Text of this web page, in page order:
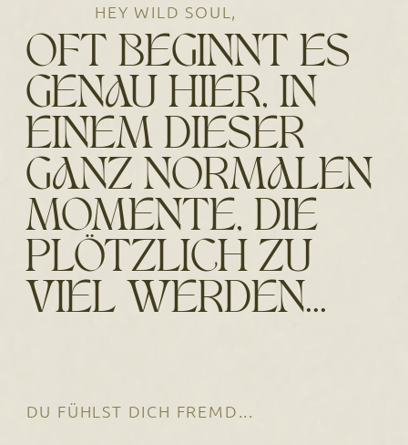
HEY WILD SOUL,
OFT BEGINNT ES
GENAU HIER, IN
EINEM DIESER
GANZ NORMALEN
MOMENTE, DIE
PLÖTZLICH ZU
VIEL WERDEN...
DU FÜHLST DICH FREMD...